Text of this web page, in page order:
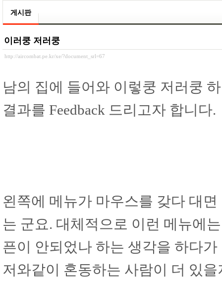
게시판
이러쿵 저러쿵
http://aircombat.pe.kr/xe/?document_srl=67
남의 집에 들어와 이렇쿵 저러쿵
결과를 Feedback 드리고자 합니다.
왼쪽에 메뉴가 마우스를 갖다 대
는 군요. 대체적으로 이런 메뉴에
픈이 안되었나 하는 생각을 하다
저와같이 혼동하는 사람이 더 있